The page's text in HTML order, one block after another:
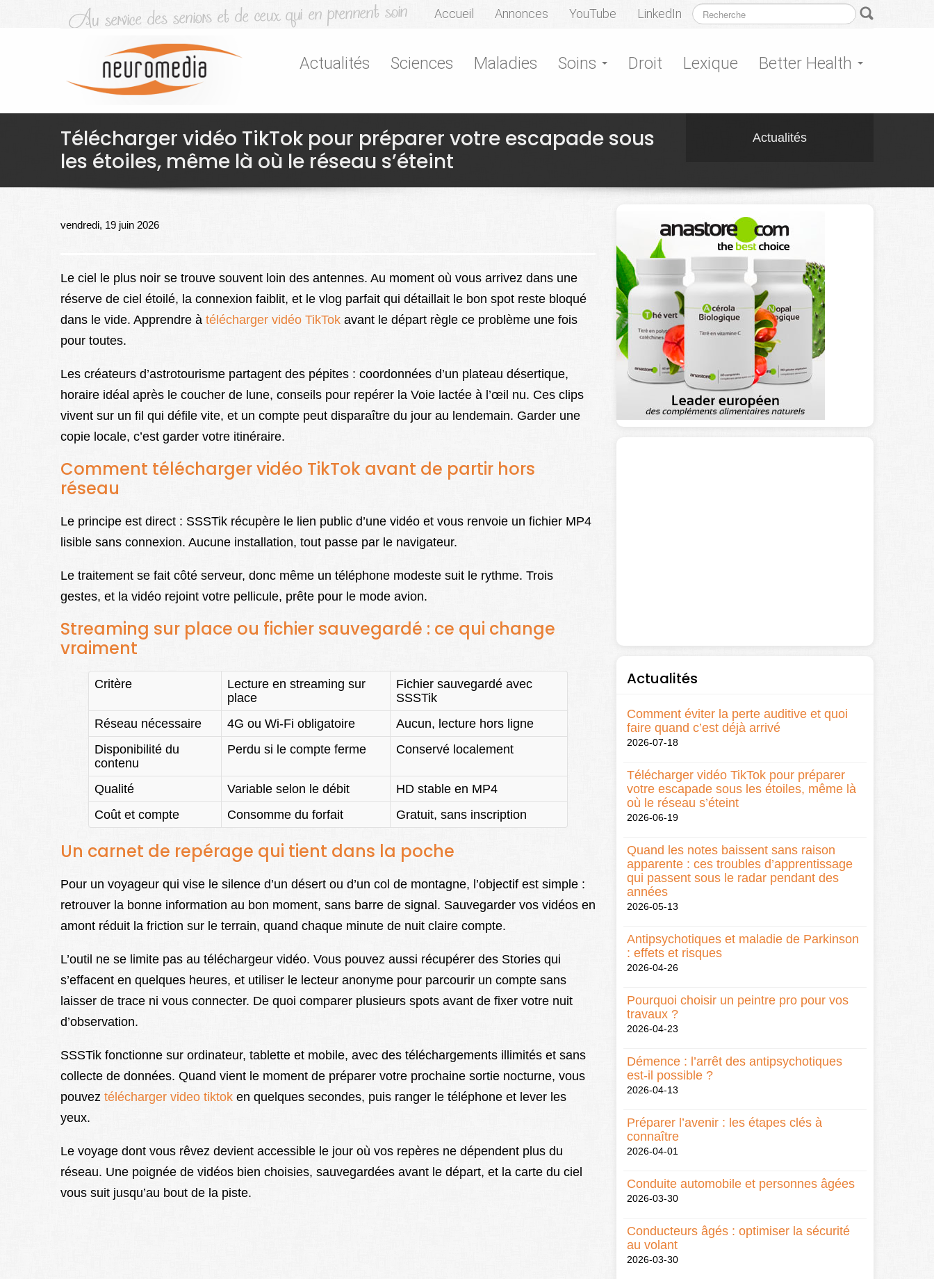
Accueil Annonces YouTube LinkedIn
Actualités Sciences Maladies Soins Droit Lexique Better Health
Télécharger vidéo TikTok pour préparer votre escapade sous
les étoiles, même là où le réseau s’éteint
Actualités
vendredi, 19 juin 2026
Le ciel le plus noir se trouve souvent loin des antennes. Au moment où vous arrivez dans une
réserve de ciel étoilé, la connexion faiblit, et le vlog parfait qui détaillait le bon spot reste bloqué
dans le vide. Apprendre à télécharger vidéo TikTok avant le départ règle ce problème une fois
pour toutes.
Les créateurs d’astrotourisme partagent des pépites : coordonnées d’un plateau désertique,
horaire idéal après le coucher de lune, conseils pour repérer la Voie lactée à l’œil nu. Ces clips
vivent sur un fil qui défile vite, et un compte peut disparaître du jour au lendemain. Garder une
copie locale, c’est garder votre itinéraire.
Comment télécharger vidéo TikTok avant de partir hors
réseau
Le principe est direct : SSSTik récupère le lien public d’une vidéo et vous renvoie un fichier MP4
lisible sans connexion. Aucune installation, tout passe par le navigateur.
Le traitement se fait côté serveur, donc même un téléphone modeste suit le rythme. Trois
gestes, et la vidéo rejoint votre pellicule, prête pour le mode avion.
Streaming sur place ou fichier sauvegardé : ce qui change
vraiment
Critère
Lecture en streaming sur
place
Fichier sauvegardé avec
SSSTik
Réseau nécessaire
4G ou Wi-Fi obligatoire
Aucun, lecture hors ligne
Disponibilité du
contenu
Perdu si le compte ferme Conservé localement
Qualité Variable selon le débit
HD stable en MP4
Coût et compte
Consomme du forfait Gratuit, sans inscription
Un carnet de repérage qui tient dans la poche
Pour un voyageur qui vise le silence d’un désert ou d’un col de montagne, l’objectif est simple :
retrouver la bonne information au bon moment, sans barre de signal. Sauvegarder vos vidéos en
amont réduit la friction sur le terrain, quand chaque minute de nuit claire compte.
L’outil ne se limite pas au téléchargeur vidéo. Vous pouvez aussi récupérer des Stories qui
s’effacent en quelques heures, et utiliser le lecteur anonyme pour parcourir un compte sans
laisser de trace ni vous connecter. De quoi comparer plusieurs spots avant de fixer votre nuit
d’observation.
SSSTik fonctionne sur ordinateur, tablette et mobile, avec des téléchargements illimités et sans
collecte de données. Quand vient le moment de préparer votre prochaine sortie nocturne, vous
pouvez télécharger video tiktok en quelques secondes, puis ranger le téléphone et lever les
yeux.
Le voyage dont vous rêvez devient accessible le jour où vos repères ne dépendent plus du
réseau. Une poignée de vidéos bien choisies, sauvegardées avant le départ, et la carte du ciel
vous suit jusqu’au bout de la piste.
Actualités
Comment éviter la perte auditive et quoi
faire quand c’est déjà arrivé
2026-07-18
Télécharger vidéo TikTok pour préparer
votre escapade sous les étoiles, même là
où le réseau s’éteint
2026-06-19
Quand les notes baissent sans raison
apparente : ces troubles d’apprentissage
qui passent sous le radar pendant des
années
2026-05-13
Antipsychotiques et maladie de Parkinson
: effets et risques
2026-04-26
Pourquoi choisir un peintre pro pour vos
travaux ?
2026-04-23
Démence : l’arrêt des antipsychotiques
est-il possible ?
2026-04-13
Préparer l’avenir : les étapes clés à
connaître
2026-04-01
Conduite automobile et personnes âgées
2026-03-30
Conducteurs âgés : optimiser la sécurité
au volant
2026-03-30